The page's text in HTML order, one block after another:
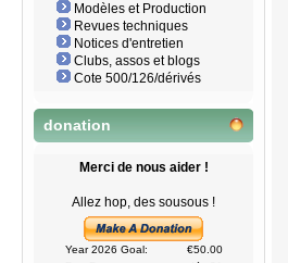
Modèles et Production
Revues techniques
Notices d'entretien
Clubs, assos et blogs
Cote 500/126/dérivés
donation
Merci de nous aider !
Allez hop, des sousous !
Year 2026 Goal:
€50.00